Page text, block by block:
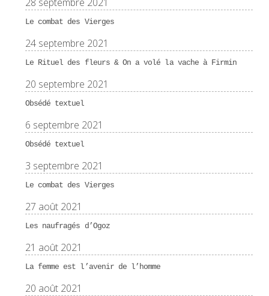
Le combat des Vierges
24 septembre 2021
Le Rituel des fleurs & On a volé la vache à Firmin
20 septembre 2021
Obsédé textuel
6 septembre 2021
Obsédé textuel
3 septembre 2021
Le combat des Vierges
27 août 2021
Les naufragés d’Ogoz
21 août 2021
La femme est l’avenir de l’homme
20 août 2021